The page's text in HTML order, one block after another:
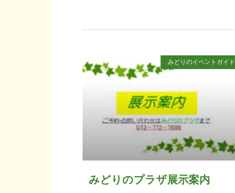
みどりのイベントガイド
みどりのプラザ展示案内